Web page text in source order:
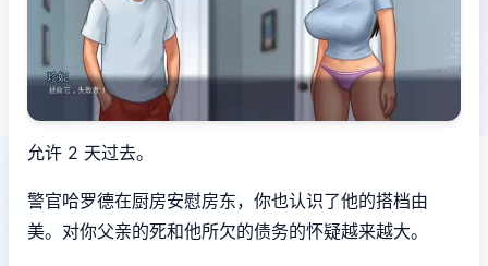
允许 2 天过去。
警官哈罗德在厨房安慰房东，你也认识了他的搭档由
美。对你父亲的死和他所欠的债务的怀疑越来越大。